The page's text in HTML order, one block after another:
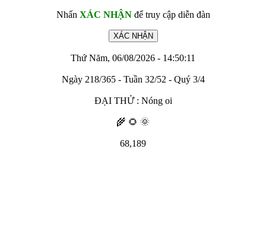
Nhấn XÁC NHẬNđể truy cập diễn đàn
Thứ Năm, 06/08/2026 - 14:50:11
Ngày 218/365 - Tuần 32/52 - Quý 3/4
ĐẠI THỬ : Nóng oi
🌾 🌻 🌞
68,189